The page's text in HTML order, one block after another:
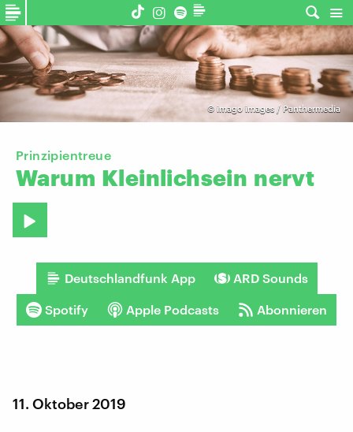
© imago images / Panthermedia
Prinzipientreue
Warum Kleinlichsein nervt
Deutschlandfunk App ARD Sounds
Spotify Apple Podcasts Abonnieren
11. Oktober 2019